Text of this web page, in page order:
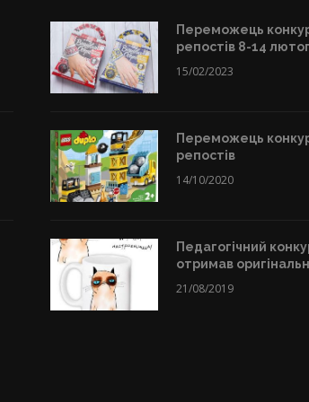
Переможець
репостів 8-14
15/02/2023
Переможець
репостів
14/10/2020
Педагогічний
отримав
21/08/2019